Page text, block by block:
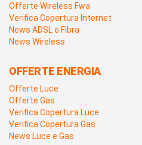
Offerte Wireless Fwa
Verifica Copertura Internet
News ADSL e Fibra
News Wireless
OFFERTE ENERGIA
Offerte Luce
Offerte Gas
Verifica Copertura Luce
Verifica Copertura Gas
News Luce e Gas